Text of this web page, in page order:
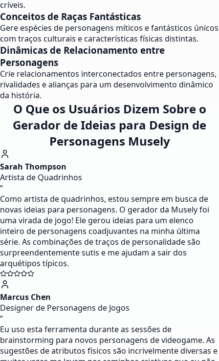
críveis.
Conceitos de Raças Fantásticas
Gere espécies de personagens míticos e fantásticos únicos
com traços culturais e características físicas distintas.
Dinâmicas de Relacionamento entre
Personagens
Crie relacionamentos interconectados entre personagens,
rivalidades e alianças para um desenvolvimento dinâmico
da história.
O Que os Usuários Dizem Sobre o
Gerador de Ideias para Design de
Personagens Musely
Sarah Thompson
Artista de Quadrinhos
“
Como artista de quadrinhos, estou sempre em busca de
novas ideias para personagens. O gerador da Musely foi
uma virada de jogo! Ele gerou ideias para um elenco
inteiro de personagens coadjuvantes na minha última
série. As combinações de traços de personalidade são
surpreendentemente sutis e me ajudam a sair dos
arquétipos típicos.
Marcus Chen
Designer de Personagens de Jogos
“
Eu uso esta ferramenta durante as sessões de
brainstorming para novos personagens de videogame. As
sugestões de atributos físicos são incrivelmente diversas e